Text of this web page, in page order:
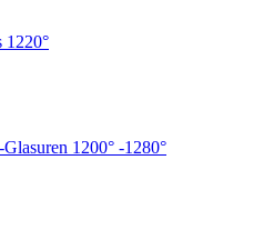
1200° -1280°